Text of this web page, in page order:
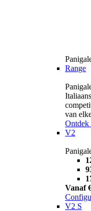
Range
van
Ontdek
V2
Vanaf
V2 S